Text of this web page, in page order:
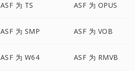
ASF 为 TS ASF 为 OPUS
ASF 为 SMP ASF 为 VOB
ASF 为 W64 ASF 为 RMVB